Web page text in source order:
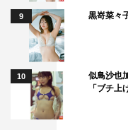
9 黒嵜菜々
10
似鳥沙也
「ブチ上